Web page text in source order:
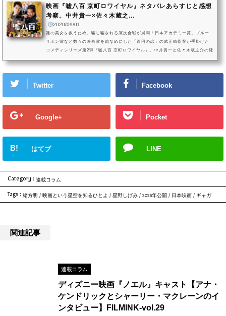
映画『嘘八百 京町ロワイヤル』ネタバレあらすじと感想
考察。中井貴一×佐々木蔵之...
2020/09/01
謎の美女を救うため、騙し騙される演技合戦が展開！日本アカデミー賞、ブルー
リボン賞など数々の映画賞を総なめにした『百円の恋』の武正晴監督が手掛けた
コメディシリーズ第2弾『嘘八百 京町ロワイヤル』。中井貴一と佐々木蔵之介の確
合戦”を繰り広げます。映画『嘘八百 京町ロワイヤル』の作品情報(C...
Twitter Facebook
Google+ Pocket
B! はてブ LINE
Category : 連載コラム
Tags : 緒方明 / 映画という星空を知るひとよ / 星野しげみ / 2026年公開 / 日本映画 / ギャガ
関連記事
連載コラム
ディズニー映画『ノエル』キャスト【アナ・
ケンドリックとシャーリー・マクレーンのイ
ンタビュー】FILMINK-vol.29